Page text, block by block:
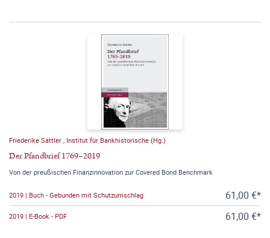
Friederike Sattler Institut für Bankhistorische (Hg.)
Der Pfandbrief 1769–2019
Von der preußischen Finanzinnovation zur Covered Bond Benchmark
2019 | Buch - Gebunden mit Schutzumschlag 61,00 €*
2019 | E-Book - PDF 61,00 €*